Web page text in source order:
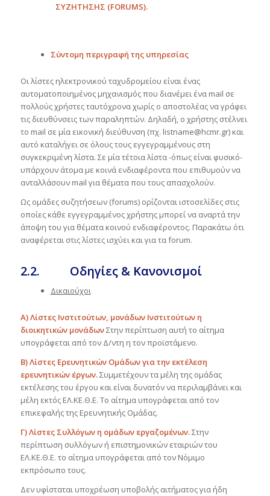
ΣΥΖΗΤΗΣΗΣ (FORUMS).
Σύντομη περιγραφή της υπηρεσίας
Οι λίστες ηλεκτρονικού ταχυδρομείου είναι ένας
αυτοματοποιημένος μηχανισμός που διανέμει ένα mail σε
πολλούς χρήστες ταυτόχρονα χωρίς ο αποστολέας να γράφει
τις διευθύνσεις των παραληπτών. Δηλαδή, ο χρήστης στέλνει
το mail σε μία εικονική διεύθυνση (πχ. listname@hcmr.gr) και
αυτό καταλήγει σε όλους τους εγγεγραμμένους στη
συγκεκριμένη λίστα. Σε μία τέτοια λίστα -όπως είναι φυσικό-
υπάρχουν άτομα με κοινά ενδιαφέροντα που επιθυμούν να
ανταλλάσουν mail για θέματα που τους απασχολούν.
Ως ομάδες συζητήσεων (forums) ορίζονται ιστοσελίδες στις
οποίες κάθε εγγεγραμμένος χρήστης μπορεί να αναρτά την
άποψη του για θέματα κοινού ενδιαφέροντος. Παρακάτω ότι
αναφέρεται στις λίστες ισχύει και για τα forum.
2.2. Οδηγίες & Κανονισμοί
Δικαιούχοι
Α)Λίστες Ινστιτούτων, μονάδων Ινστιτούτων η
διοικητικών μονάδωνΣτην περίπτωση αυτή το αίτημα
υπογράφεται από τον Δ/ντη η τον προϊστάμενο.
Β) Λίστες Ερευνητικών Ομάδων για την εκτέλεση
ερευνητικών έργων.Συμμετέχουν τα μέλη της ομάδας
εκτέλεσης του έργου και είναι δυνατόν να περιλαμβάνει και
μέλη εκτός ΕΛ.ΚΕ.Θ.Ε. Το αίτημα υπογράφεται από τον
επικεφαλής της Ερευνητικής Ομάδας.
Γ) Λίστες Συλλόγων η ομάδων εργαζομένων.Στην
περίπτωση συλλόγων ή επιστημονικών εταιριών του
ΕΛ.ΚΕ.Θ.Ε. το αίτημα υπογράφεται από τον Νόμιμο
εκπρόσωπο τους.
Δεν υφίσταται υποχρέωση υποβολής αιτήματος για ήδη